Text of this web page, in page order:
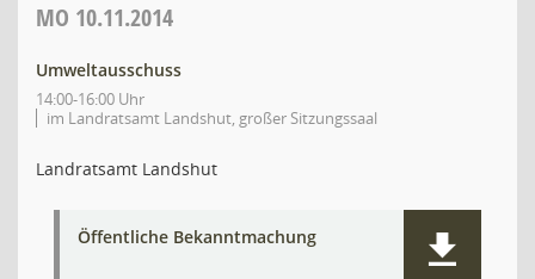
MO 10.11.2014
Umweltausschuss
14:00-16:00 Uhr
im Landratsamt Landshut, großer Sitzungssaal
Landratsamt Landshut
Öffentliche Bekanntmachung